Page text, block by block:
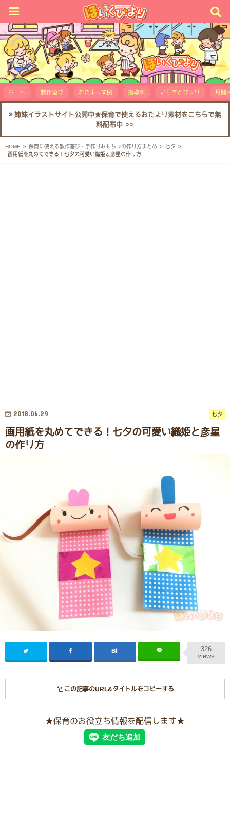
ホーム 製作遊び おたより文例 指導案 いらすとびより 月間
姉妹イラストサイト公開中★保育で使えるおたより素材をこちらで無
料配布中 >>
HOME 保育に使える製作遊び・手作りおもちゃの作り方まとめ
七夕
画用紙を丸めてできる！七夕の可愛い織姫と彦星の作り方
七夕
2018.06.29
画用紙を丸めてできる！七夕の可愛い織姫と彦星
の作り方
326
views
この記事のURL&タイトルをコピーする
★保育のお役立ち情報を配信します★